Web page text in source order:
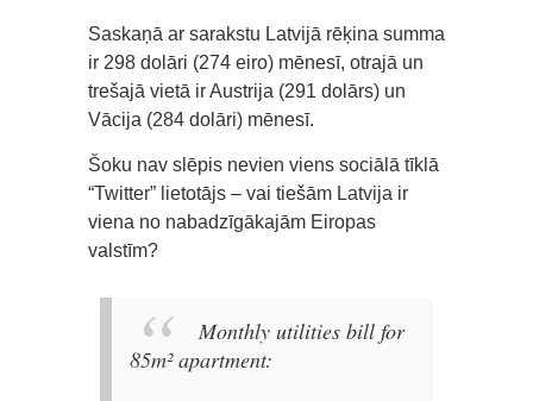
Saskaņā ar sarakstu Latvijā rēķina summa
ir 298 dolāri (274 eiro) mēnesī, otrajā un
trešajā vietā ir Austrija (291 dolārs) un
Vācija (284 dolāri) mēnesī.
Šoku nav slēpis nevien viens sociālā tīklā
“Twitter” lietotājs – vai tiešām Latvija ir
viena no nabadzīgākajām Eiropas
valstīm?
Monthly utilities bill for
85m² apartment: